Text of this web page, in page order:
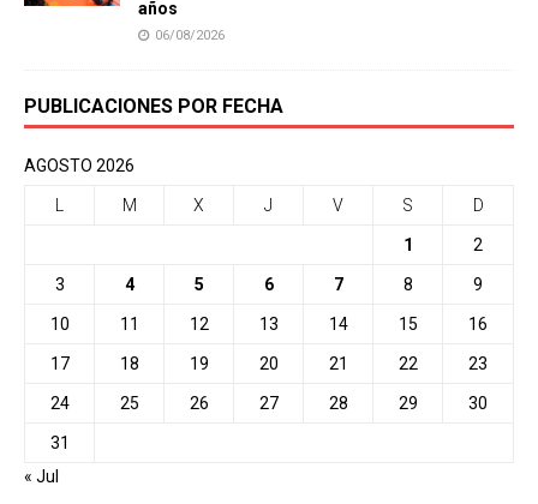
años
06/08/2026
PUBLICACIONES POR FECHA
AGOSTO 2026
L M X J V S D
1 2
3 4 5 6 7 8 9
10 11 12 13 14 15 16
17 18 19 20 21 22 23
24 25 26 27 28 29 30
31
« Jul